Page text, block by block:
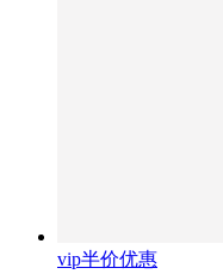
vip半价优惠